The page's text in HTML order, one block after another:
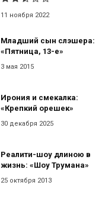
11 ноября 2022
Младший сын слэшера:
«Пятница, 13-е»
3 мая 2015
Ирония и смекалка:
«Крепкий орешек»
30 декабря 2025
Реалити-шоу длиною в
жизнь: «Шоу Трумана»
25 октября 2013